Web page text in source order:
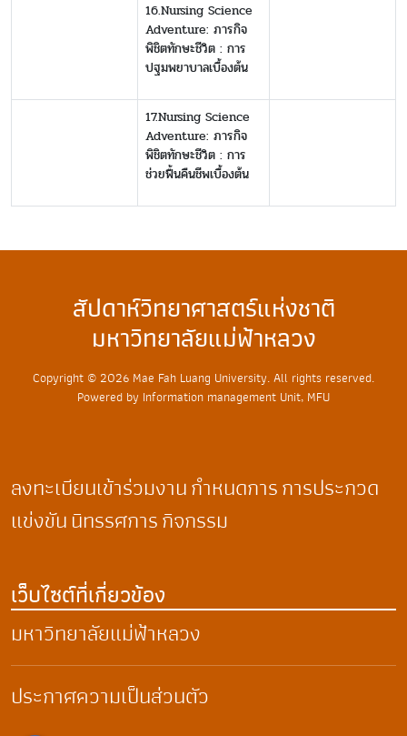
16.Nursing Science
Adventure: ภารกิจ
พิชิตทักษะชีวิต : การ
ปฐมพยาบาลเบื้องต้น
17.Nursing Science
Adventure: ภารกิจ
พิชิตทักษะชีวิต : การ
ช่วยฟื้นคืนชีพเบื้องต้น
สัปดาห์วิทยาศาสตร์แห่งชาติ
มหาวิทยาลัยแม่ฟ้าหลวง
Copyright © 2026 Mae Fah Luang University. All rights reserved.
Powered by Information management Unit, MFU
ลงทะเบียนเข้าร่วมงานกำหนดการการประกวด
แข่งขันนิทรรศการกิจกรรม
เว็บไซต์ที่เกี่ยวข้อง
มหาวิทยาลัยแม่ฟ้าหลวง
ประกาศความเป็นส่วนตัว